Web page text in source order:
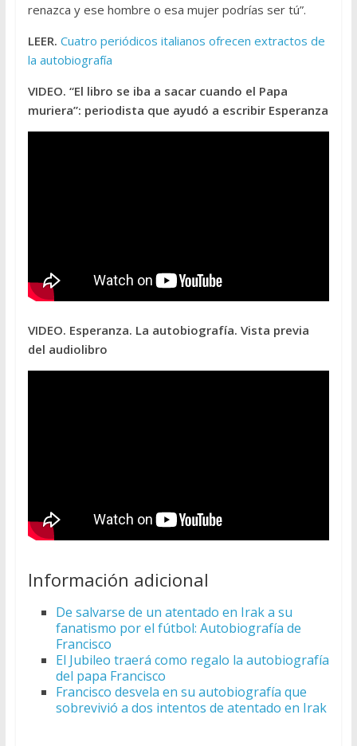
renazca y ese hombre o esa mujer podrías ser tú”.
LEER. Cuatro periódicos italianos ofrecen extractos de
la autobiografía
VIDEO. “El libro se iba a sacar cuando el Papa
muriera”: periodista que ayudó a escribir Esperanza
VIDEO. Esperanza. La autobiografía. Vista previa
del audiolibro
Información adicional
De salvarse de un atentado en Irak a su
fanatismo por el fútbol: Autobiografía de
Francisco
El Jubileo traerá como regalo la autobiografía
del papa Francisco
Francisco desvela en su autobiografía que
sobrevivió a dos intentos de atentado en Irak